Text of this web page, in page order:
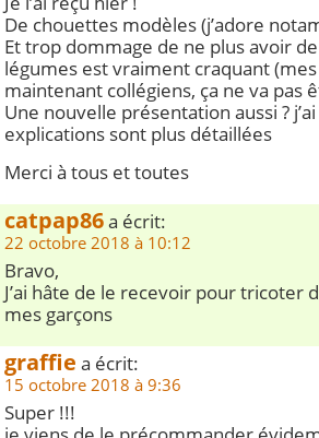
De chouettes modèles (j’adore
Et trop dommage de ne plus avoir
légumes est vraiment craquant
maintenant collégiens, ça ne va pas
Une nouvelle présentation aussi ?
explications sont plus détaillées
Merci à tous et toutes
catpap86a écrit:
22 octobre 2018 à 10:12
Bravo,
J’ai hâte de le recevoir pour tricoter
mes garçons
graffie a écrit:
15 octobre 2018 à 9:36
Super !!!